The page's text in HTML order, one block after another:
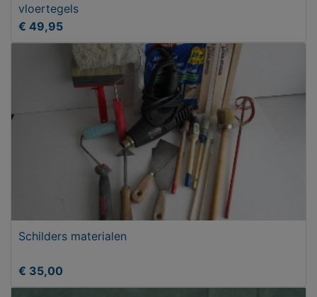
vloertegels
€ 49,95
Schilders materialen
€ 35,00